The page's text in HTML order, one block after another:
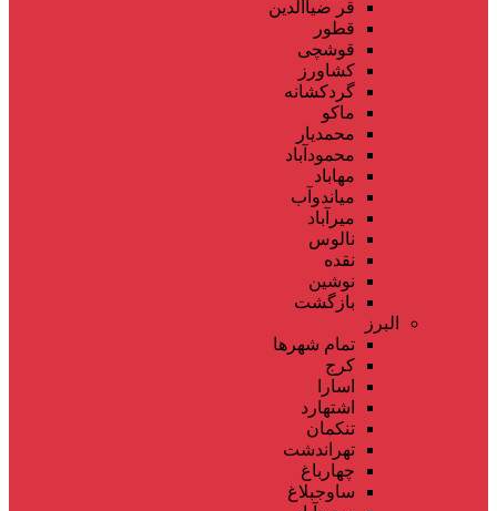
قر ضیاالدین
قطور
قوشچی
کشاورز
گردکشانه
ماکو
محمدیار
محمودآباد
مهاباد
میاندوآب
میرآباد
نالوس
نقده
نوشین
بازگشت
البرز
تمام شهر‌ها
کرج
اسارا
اشتهارد
تنکمان
تهراندشت
چهارباغ
ساوجبلاغ